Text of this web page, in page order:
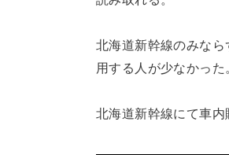
北海道新幹線のみな
用する人が少なかった
北海道新幹線にて車内